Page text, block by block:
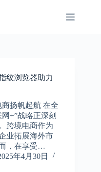
纹浏览器助力
扬帆起航 在全
+”战略正深刻
跨境电商作为
业拓展海外市
，在享受…
年4月30日